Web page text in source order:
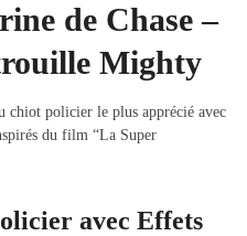
de Chase –
Mighty
chiot policier le plus apprécié avec
du film “La Super
avec Effets